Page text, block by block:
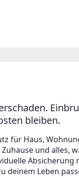
bleiben.
für Haus,
und alles,
Absicherung
deinem Leben